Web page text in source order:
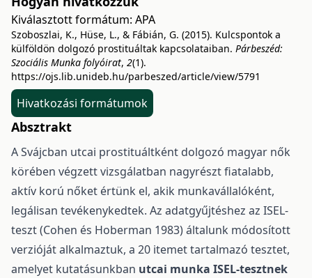
Kiválasztott formátum: APA
Szoboszlai, K., Hüse, L., & Fábián, G. (2015). Kulcspontok a
külföldön dolgozó prostituáltak kapcsolataiban. Párbeszéd:
Szociális Munka folyóirat, 2(1).
https://ojs.lib.unideb.hu/parbeszed/article/view/5791
Hivatkozási formátumok
Absztrakt
A Svájcban utcai prostituáltként dolgozó magyar nők
körében végzett vizsgálatban nagyrészt fiatalabb,
aktív korú nőket értünk el, akik munkavállalóként,
legálisan tevékenykedtek. Az adatgyűjtéshez az ISEL-
teszt (Cohen és Hoberman 1983) általunk módosított
verzióját alkalmaztuk, a 20 itemet tartalmazó tesztet,
amelyet kutatásunkban utcai munka ISEL-tesztnek